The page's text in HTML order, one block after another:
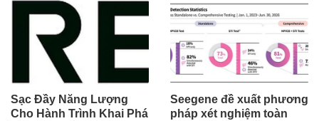
về chất lượng và độ tin
cậy của cuộc gọi thoại
trưởng khách hàng
Sạc Đầy Năng Lượng
Cho Hành Trình Khai Phá
Seegene đề xuất phương
pháp xét nghiệm toàn